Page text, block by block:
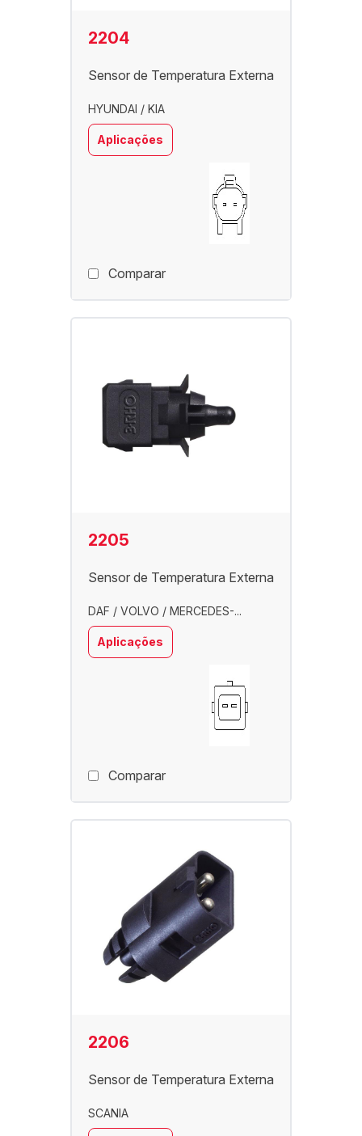
2204
Sensor de Temperatura Externa
HYUNDAI / KIA
Aplicações
Comparar
2205
Sensor de Temperatura Externa
DAF / VOLVO / MERCEDES-...
Aplicações
Comparar
2206
Sensor de Temperatura Externa
SCANIA